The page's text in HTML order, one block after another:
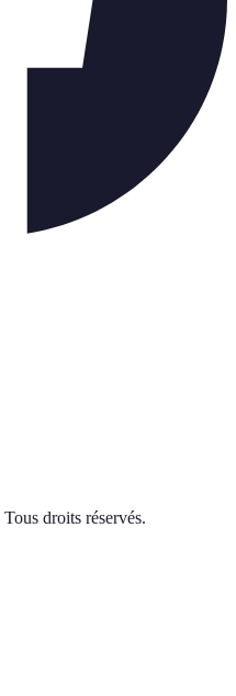
Tous droits réservés.